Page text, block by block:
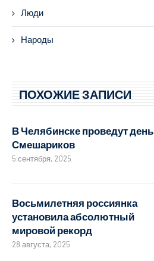
Люди
Народы
ПОХОЖИЕ ЗАПИСИ
В Челябинске проведут день
Смешариков
5 сентября, 2025
Восьмилетняя россиянка
установила абсолютный
мировой рекорд
28 августа, 2025